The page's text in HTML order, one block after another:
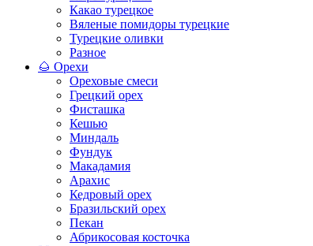
Какао турецкое
Вяленые помидоры турецкие
Турецкие оливки
Разное
🌰 Орехи
Ореховые смеси
Грецкий орех
Фисташка
Кешью
Миндаль
Фундук
Макадамия
Арахис
Кедровый орех
Бразильский орех
Пекан
Абрикосовая косточка